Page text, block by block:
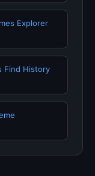
Explorer
Find History